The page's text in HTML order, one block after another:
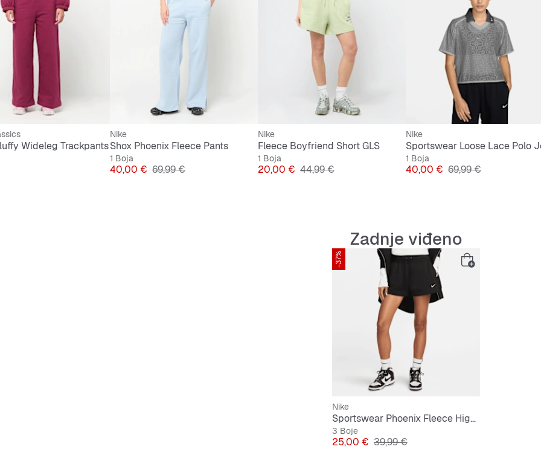
Wideleg Trackpants
Nike
Shox Phoenix Fleece Pants
1 Boja
Cijena
40,00 € Originalna cijena
69,99 €
Nike
Fleece Boyfriend Short GLS
1 Boja
Cijena
20,00 € Originalna cijena
44,99 €
Nike
1 Boja
Cijena
40,00 € Originalna cijena
69,99 €
Zadnje viđeno
-37%
Nike
Sportswear Phoenix Fleece High-Rise Shorts
3 Boje
Cijena
25,00 € Originalna cijena
39,99 €